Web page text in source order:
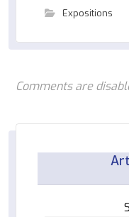
Expositions
Comments are